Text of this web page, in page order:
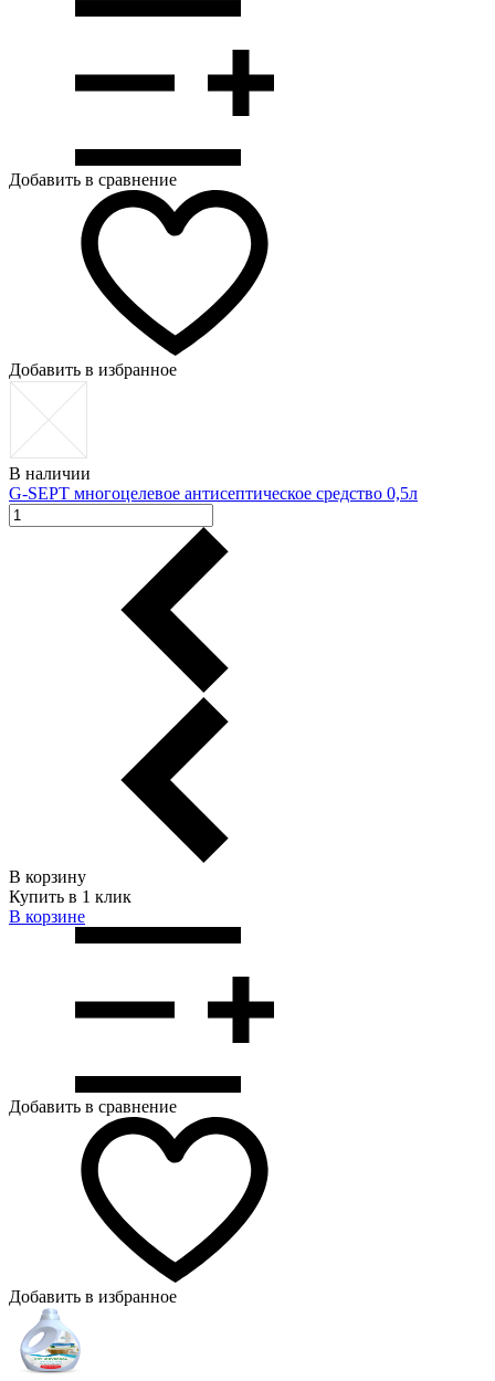
Добавить в сравнение
Добавить в избранное
В наличии
G-SEPT многоцелевое антисептическое средство 0,5л
В корзину
Купить в 1 клик
В корзинe
Добавить в сравнение
Добавить в избранное